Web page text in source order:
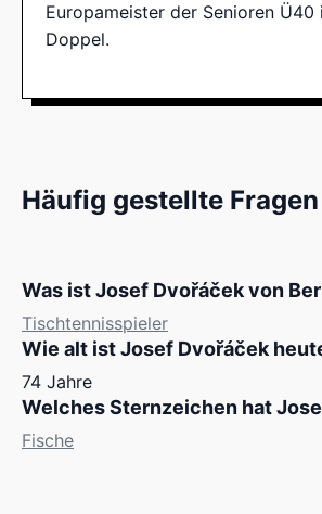
Europameister der Senioren Ü40
Doppel.
Häufig gestellte Fragen
Was ist Josef Dvořáček von
Tischtennisspieler
Wie alt ist Josef Dvořáček
74 Jahre
Welches Sternzeichen hat
Fische